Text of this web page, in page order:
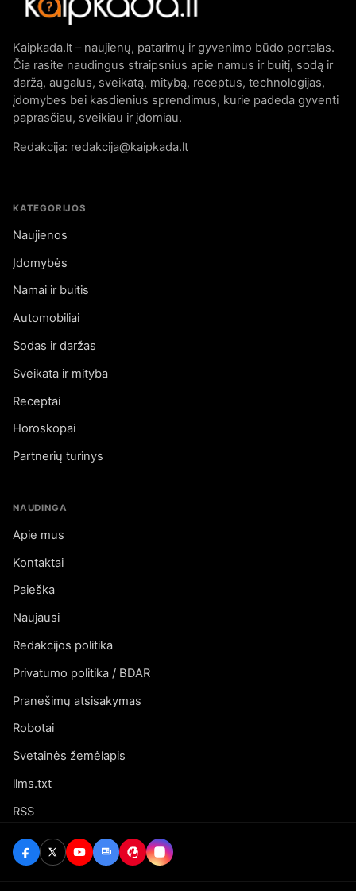
Kaipkada.lt – naujienų, patarimų ir gyvenimo būdo portalas.
Čia rasite naudingus straipsnius apie namus ir buitį, sodą ir
daržą, augalus, sveikatą, mitybą, receptus, technologijas,
įdomybes bei kasdienius sprendimus, kurie padeda gyventi
paprasčiau, sveikiau ir įdomiau.
Redakcija: redakcija@kaipkada.lt
KATEGORIJOS
Naujienos
Įdomybės
Namai ir buitis
Automobiliai
Sodas ir daržas
Sveikata ir mityba
Receptai
Horoskopai
Partnerių turinys
NAUDINGA
Apie mus
Kontaktai
Paieška
Naujausi
Redakcijos politika
Privatumo politika / BDAR
Pranešimų atsisakymas
Robotai
Svetainės žemėlapis
llms.txt
RSS